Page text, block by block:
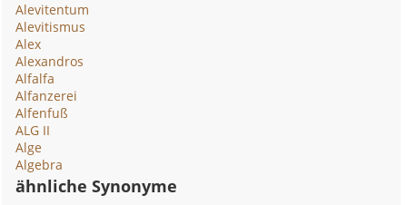
Alevitentum
Alevitismus
Alex
Alexandros
Alfalfa
Alfanzerei
Alfenfuß
ALG II
Alge
Algebra
ähnliche Synonyme